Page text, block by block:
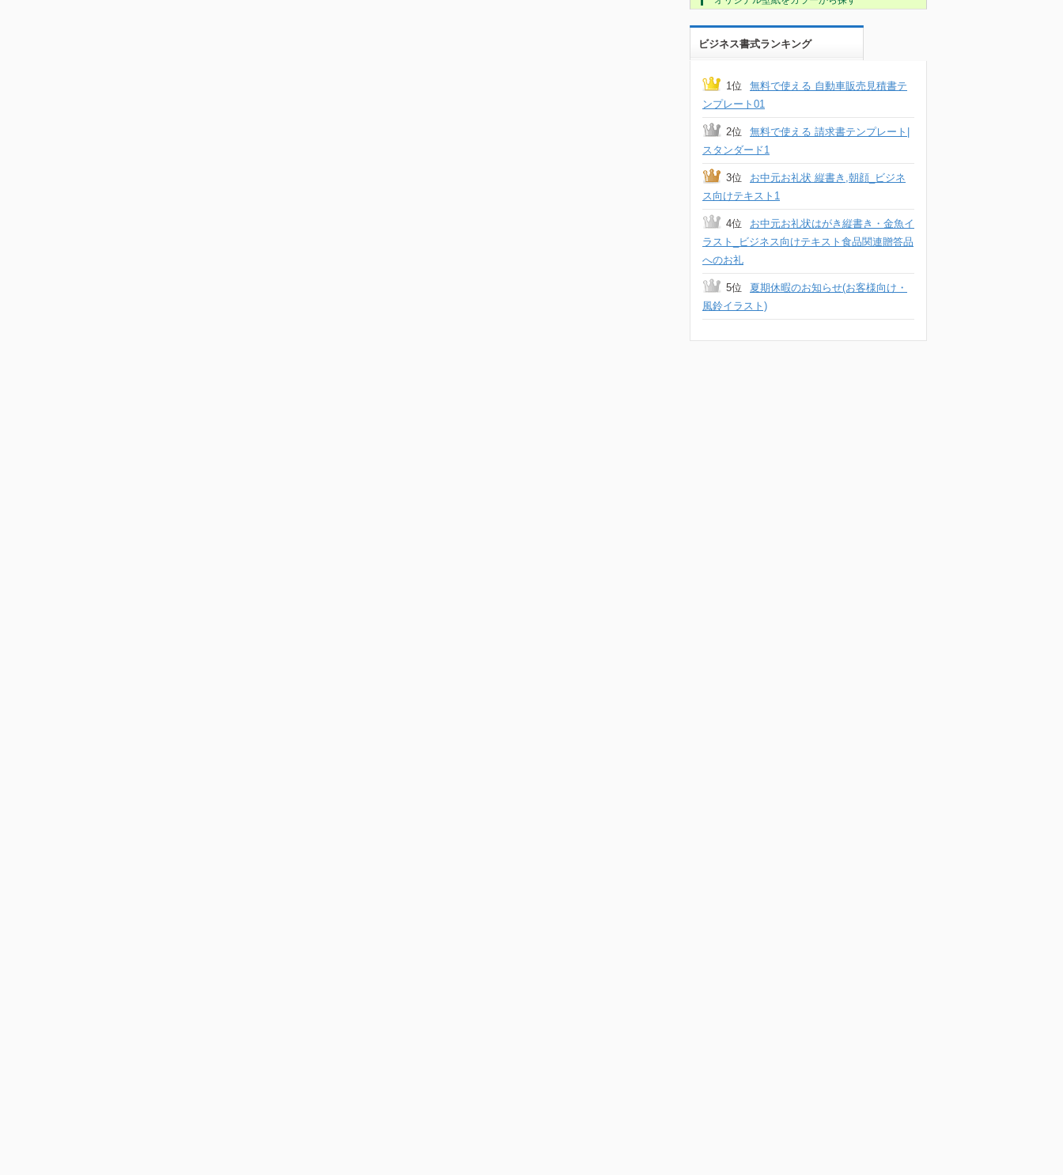
ビジネス書式ランキング
1位
無料で使える 自動車販売見積書テ
ンプレート01
2位
無料で使える 請求書テンプレート|
スタンダード1
3位
お中元お礼状 縦書き,朝顔_ビジネ
ス向けテキスト1
4位
お中元お礼状はがき縦書き・金魚イ
ラスト_ビジネス向けテキスト食品関連贈答品
へのお礼
5位
夏期休暇のお知らせ(お客様向け・
風鈴イラスト)